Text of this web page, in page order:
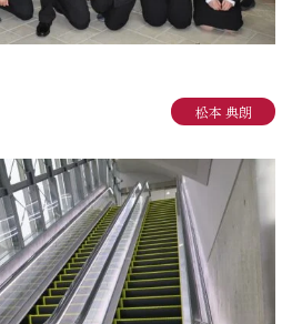
松本 典朗